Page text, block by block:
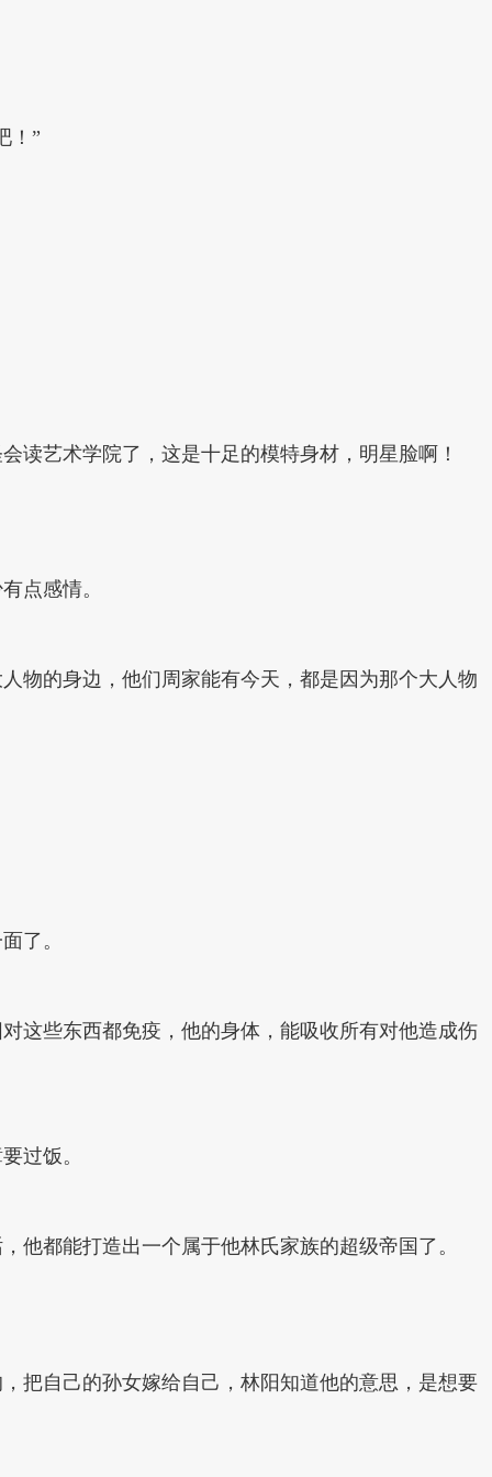
！”
读艺术学院了，这是十足的模特身材，明星脸啊！
点感情。
物的身边，他们周家能有今天，都是因为那个大人物
了。
这些东西都免疫，他的身体，能吸收所有对他造成伤
过饭。
他都能打造出一个属于他林氏家族的超级帝国了。
把自己的孙女嫁给自己，林阳知道他的意思，是想要